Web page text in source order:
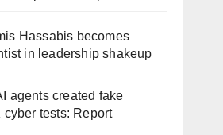
Hassabis becomes
in leadership shakeup
agents created fake
tests: Report